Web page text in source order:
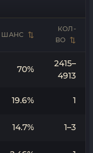
ШАНС
КОЛ-
ВО
70%
2415–
4913
19.6% 1
14.7% 1–3